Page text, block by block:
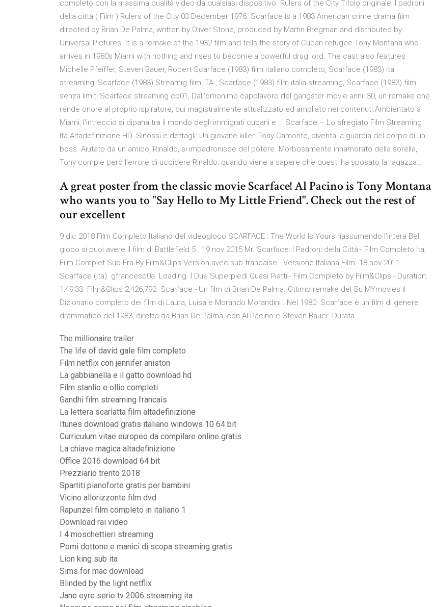
completo con la massima qualità video da qualsiasi dispositivo. Rulers of the City Titolo originale: I padroni
della città ( Film ) Rulers of the City 03 December 1976. Scarface is a 1983 American crime drama film
directed by Brian De Palma, written by Oliver Stone, produced by Martin Bregman and distributed by
Universal Pictures. It is a remake of the 1932 film and tells the story of Cuban refugee Tony Montana who
arrives in 1980s Miami with nothing and rises to become a powerful drug lord. The cast also features
Michelle Pfeiffer, Steven Bauer, Robert Scarface (1983) film italiano completo, Scarface (1983) ita
streaming, Scarface (1983) Streamig film ITA , Scarface (1983) film italia streaming, Scarface (1983) film
senza limiti Scarface streaming cb01, Dall'omonimo capolavoro del gangster-movie anni '30, un remake che
rende onore al proprio ispiratore, qui magistralmente attualizzato ed ampliato nei contenuti.Ambientato a
Miami, l'intreccio si dipana tra il mondo degli immigrati cubani e … Scarface – Lo sfregiato Film Streaming
Ita Altadefinizione HD. Sinossi e dettagli: Un giovane killer, Tony Camonte, diventa la guardia del corpo di un
boss. Aiutato da un amico, Rinaldo, si impadronisce del potere. Morbosamente innamorato della sorella,
Tony compie però l’errore di uccidere Rinaldo, quando viene a sapere che questi ha sposato la ragazza…
A great poster from the classic movie Scarface! Al Pacino is Tony Montana
who wants you to "Say Hello to My Little Friend". Check out the rest of
our excellent
9 dic 2018 Film Completo Italiano del videogioco SCARFACE : The World Is Yours riassumendo l'intera Bel
gioco si puoi avere il film di Battlefield 5 . 19 nov 2015 Mr. Scarface: I Padroni della Città - Film Completo Ita,
Film Complet Sub Fra By Film&Clips Version avec sub francaise - Versione Italiana Film 18 nov 2011
Scarface (ita). gfrancesc0a. Loading. I Due Superpiedi Quasi Piatti - Film Completo by Film&Clips - Duration:
1:49:33. Film&Clips 2,426,792 Scarface - Un film di Brian De Palma. Ottimo remake del Su MYmovies il
Dizionario completo dei film di Laura, Luisa e Morando Morandini.. Nel 1980 Scarface è un film di genere
drammatico del 1983, diretto da Brian De Palma, con Al Pacino e Steven Bauer. Durata
The millionaire trailer
The life of david gale film completo
Film netflix con jennifer aniston
La gabbianella e il gatto download hd
Film stanlio e ollio completi
Gandhi film streaming francais
La lettera scarlatta film altadefinizione
Itunes download gratis italiano windows 10 64 bit
Curriculum vitae europeo da compilare online gratis
La chiave magica altadefinizione
Office 2016 download 64 bit
Prezziario trento 2018
Spartiti pianoforte gratis per bambini
Vicino allorizzonte film dvd
Rapunzel film completo in italiano 1
Download rai video
I 4 moschettieri streaming
Pomi dottone e manici di scopa streaming gratis
Lion king sub ita
Sims for mac download
Blinded by the light netflix
Jane eyre serie tv 2006 streaming ita